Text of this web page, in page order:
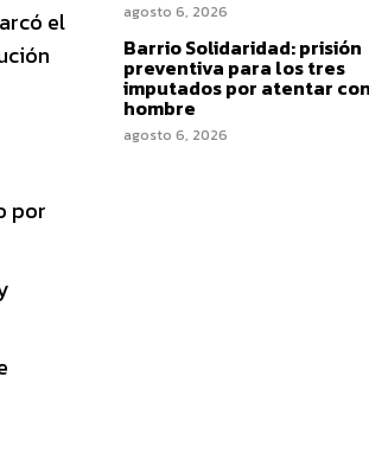
el
por
agosto 6, 2026
Barrio Solidaridad: prisión
preventiva para los tres
imputados por atentar
hombre
agosto 6, 2026